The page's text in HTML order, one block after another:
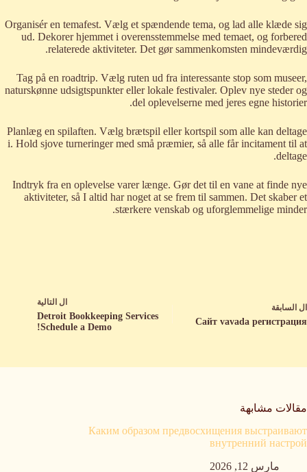
Organisér en temafest. Vælg et spændende tema, og lad alle klæde sig
ud. Dekorer hjemmet i overensstemmelse med temaet, og forbered
relaterede aktiviteter. Det gør sammenkomsten mindeværdig.
Tag på en roadtrip. Vælg ruten ud fra interessante stop som museer,
naturskønne udsigtspunkter eller lokale festivaler. Oplev nye steder og
del oplevelserne med jeres egne historier.
Planlæg en spilaften. Vælg brætspil eller kortspil som alle kan deltage
i. Hold sjove turneringer med små præmier, så alle får incitament til at
deltage.
Indtryk fra en oplevelse varer længe. Gør det til en vane at finde nye
aktiviteter, så I altid har noget at se frem til sammen. Det skaber et
stærkere venskab og uforglemmelige minder.
ال السابقة
Сайт vavada регистрация
ال التالية
Detroit Bookkeeping Services
Schedule a Demo!
مقالات مشابهة
Каким образом предвосхищения выстраивают
внутренний настрой
مارس 12, 2026